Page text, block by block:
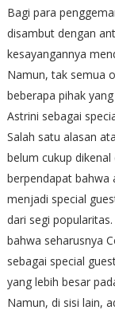
Bagi para
disambut dengan
kesayangannya
Namun, tak semua
beberapa pihak
Astrini sebagai
Salah satu alasan
belum cukup
berpendapat bahwa
menjadi special
dari segi
bahwa seharusnya
sebagai special
yang lebih besar
Namun, di sisi lain,